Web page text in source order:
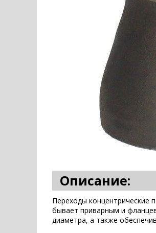
Описание:
Переходы концентрические
бывает приварным и
диаметра, а также